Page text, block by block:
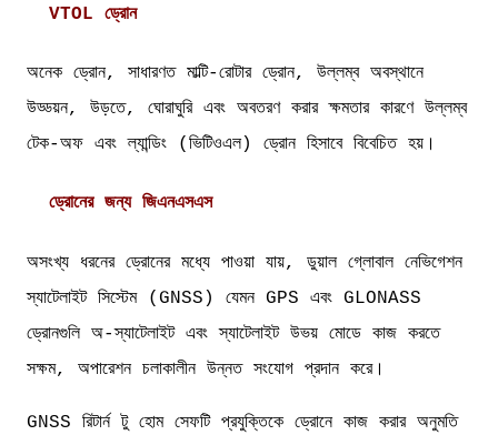
VTOL ড্রোন
অনেক ড্রোন, সাধারণত মাল্টি-রোটার ড্রোন, উল্লম্ব অবস্থানে
উড্ডয়ন, উড়তে, ঘোরাঘুরি এবং অবতরণ করার ক্ষমতার কারণে উল্লম্ব
টেক-অফ এবং ল্যান্ডিং (ভিটিওএল) ড্রোন হিসাবে বিবেচিত হয়।
ড্রোনের জন্য জিএনএসএস
অসংখ্য ধরনের ড্রোনের মধ্যে পাওয়া যায়, ডুয়াল গ্লোবাল নেভিগেশন
স্যাটেলাইট সিস্টেম (GNSS) যেমন GPS এবং GLONASS
ড্রোনগুলি অ-স্যাটেলাইট এবং স্যাটেলাইট উভয় মোডে কাজ করতে
সক্ষম, অপারেশন চলাকালীন উন্নত সংযোগ প্রদান করে।
GNSS রিটার্ন টু হোম সেফটি প্রযুক্তিকে ড্রোনে কাজ করার অনুমতি